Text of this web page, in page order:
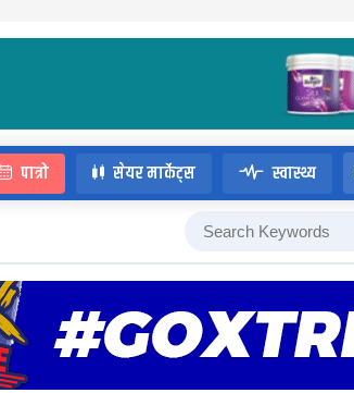
पात्रो सेयर मार्केट्स स्वास्थ्य